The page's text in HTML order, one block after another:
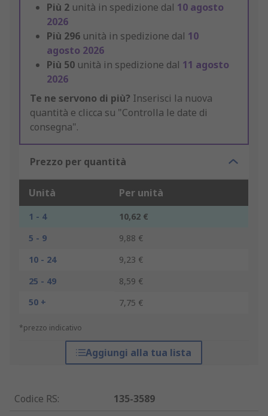
Più 2 unità in spedizione dal 10 agosto
2026
Più 296 unità in spedizione dal 10
agosto 2026
Più 50 unità in spedizione dal 11 agosto
2026
Te ne servono di più? Inserisci la nuova
quantità e clicca su "Controlla le date di
consegna".
Prezzo per quantità
Unità Per unità
1 - 4
10,62 €
5 - 9
9,88 €
10 - 24
9,23 €
25 - 49
8,59 €
50 +
7,75 €
*prezzo indicativo
Aggiungi alla tua lista
Codice RS:
135-3589